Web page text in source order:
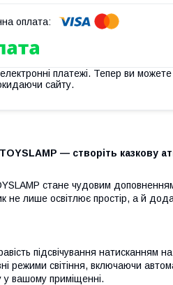
платежі. Тепер ви можете
сайту.
— створіть казкову
стане чудовим
не лише освітлює простір, а й
підсвічування натисканням
режими світіння, включаючи
у вашому приміщенні.